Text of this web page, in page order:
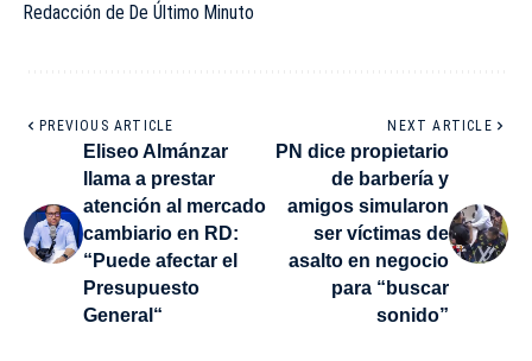
Redacción de De Último Minuto
PREVIOUS ARTICLE
Eliseo Almánzar
llama a prestar
atención al mercado
cambiario en RD:
“Puede afectar el
Presupuesto
General“
NEXT ARTICLE
PN dice propietario
de barbería y
amigos simularon
ser víctimas de
asalto en negocio
para “buscar
sonido”